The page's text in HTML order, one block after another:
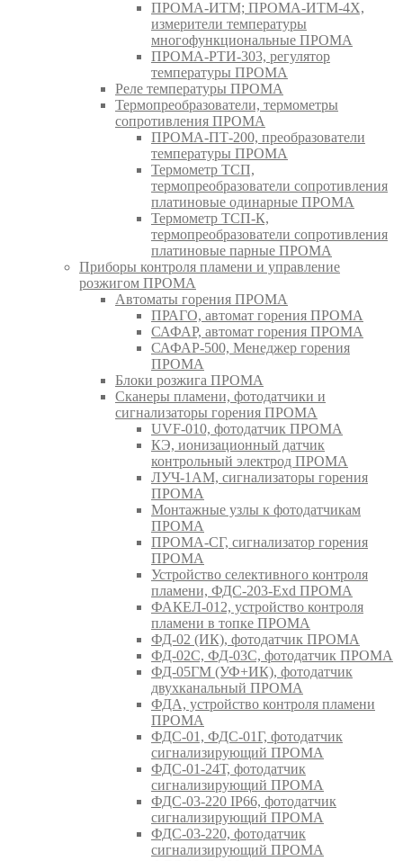
ПРОМА-ИТМ; ПРОМА-ИТМ-4Х,
измерители температуры
многофункциональные ПРОМА
ПРОМА-РТИ-303, регулятор
температуры ПРОМА
Реле температуры ПРОМА
Термопреобразователи, термометры
сопротивления ПРОМА
ПРОМА-ПТ-200, преобразователи
температуры ПРОМА
Термометр ТСП,
термопреобразователи сопротивления
платиновые одинарные ПРОМА
Термометр ТСП-К,
термопреобразователи сопротивления
платиновые парные ПРОМА
Приборы контроля пламени и управление
розжигом ПРОМА
Автоматы горения ПРОМА
ПРАГО, автомат горения ПРОМА
САФАР, автомат горения ПРОМА
САФАР-500, Менеджер горения
ПРОМА
Блоки розжига ПРОМА
Сканеры пламени, фотодатчики и
сигнализаторы горения ПРОМА
UVF-010, фотодатчик ПРОМА
КЭ, ионизационный датчик
контрольный электрод ПРОМА
ЛУЧ-1АМ, сигнализаторы горения
ПРОМА
Монтажные узлы к фотодатчикам
ПРОМА
ПРОМА-СГ, сигнализатор горения
ПРОМА
Устройство селективного контроля
пламени, ФДС-203-Exd ПРОМА
ФАКЕЛ-012, устройство контроля
пламени в топке ПРОМА
ФД-02 (ИК), фотодатчик ПРОМА
ФД-02С, ФД-03С, фотодатчик ПРОМА
ФД-05ГМ (УФ+ИК), фотодатчик
двухканальный ПРОМА
ФДА, устройство контроля пламени
ПРОМА
ФДС-01, ФДС-01Г, фотодатчик
сигнализирующий ПРОМА
ФДС-01-24Т, фотодатчик
сигнализирующий ПРОМА
ФДС-03-220 IP66, фотодатчик
сигнализирующий ПРОМА
ФДС-03-220, фотодатчик
сигнализирующий ПРОМА